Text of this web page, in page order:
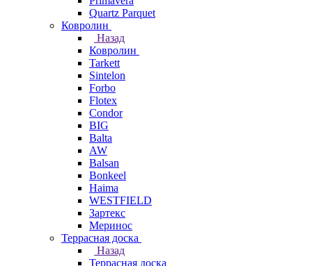
Quartz Parquet
Ковролин
Назад
Ковролин
Tarkett
Sintelon
Forbo
Flotex
Condor
BIG
Balta
AW
Balsan
Bonkeel
Haima
WESTFIELD
Зартекс
Меринос
Террасная доска
Назад
Террасная доска